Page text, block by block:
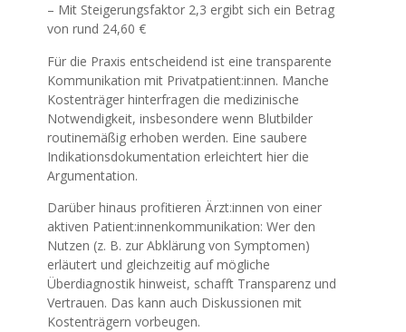
– Mit Steigerungsfaktor 2,3 ergibt sich ein Betrag
von rund 24,60 €
Für die Praxis entscheidend ist eine transparente
Kommunikation mit Privatpatient:innen. Manche
Kostenträger hinterfragen die medizinische
Notwendigkeit, insbesondere wenn Blutbilder
routinemäßig erhoben werden. Eine saubere
Indikationsdokumentation erleichtert hier die
Argumentation.
Darüber hinaus profitieren Ärzt:innen von einer
aktiven Patient:innenkommunikation: Wer den
Nutzen (z. B. zur Abklärung von Symptomen)
erläutert und gleichzeitig auf mögliche
Überdiagnostik hinweist, schafft Transparenz und
Vertrauen. Das kann auch Diskussionen mit
Kostenträgern vorbeugen.